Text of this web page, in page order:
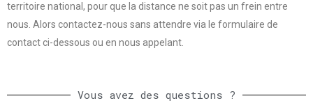
territoire national, pour que la distance ne soit pas un frein entre
nous. Alors contactez-nous sans attendre via le formulaire de
contact ci-dessous ou en nous appelant.
Vous avez des questions ?